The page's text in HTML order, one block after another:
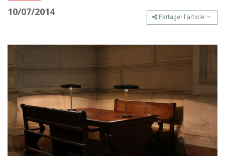
10/07/2014 Partager l'article